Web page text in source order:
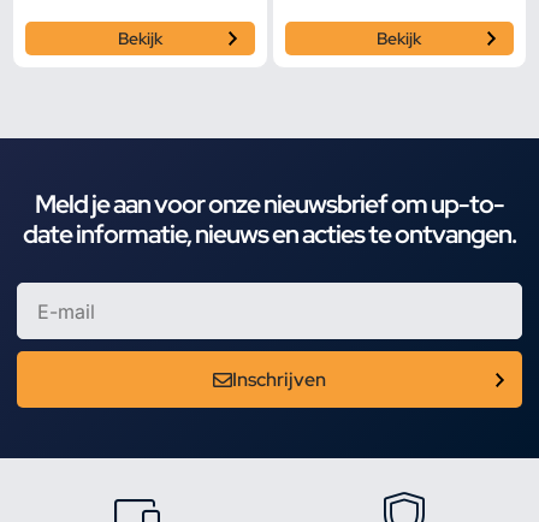
Bekijk Bekijk
Meld je aan voor onze nieuwsbrief om up-to-
date informatie, nieuws en acties te ontvangen.
Inschrijven